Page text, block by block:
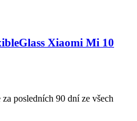
Xiaomi Mi 10
posledních 90 dní ze všech